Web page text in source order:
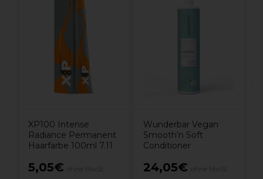
XP100 Intense
Radiance Permanent
Haarfarbe 100ml 7.11
5,05€
Wunderbar Vegan
Smooth'n Soft
Conditioner
24,05€